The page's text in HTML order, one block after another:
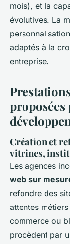
mois), et la
évolutives. La
adaptés à la
entreprise.
proposées
Création et
vitrines,
Les agences
web sur
refondre des
attentes
commerce ou
procèdent par